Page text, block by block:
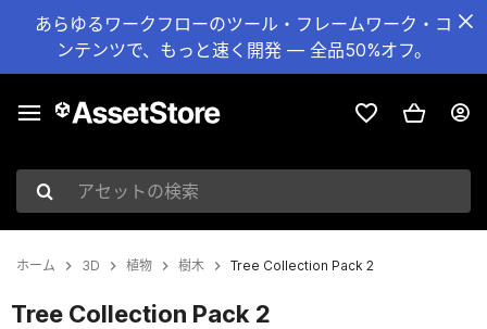
あらゆるワークフローのツール・フレームワーク・コ
ンテンツで、もっと速く開発 — 全品50%オフ。
アセットの検索
ホーム 3D 植物 樹木 Tree Collection Pack 2
Tree Collection Pack 2